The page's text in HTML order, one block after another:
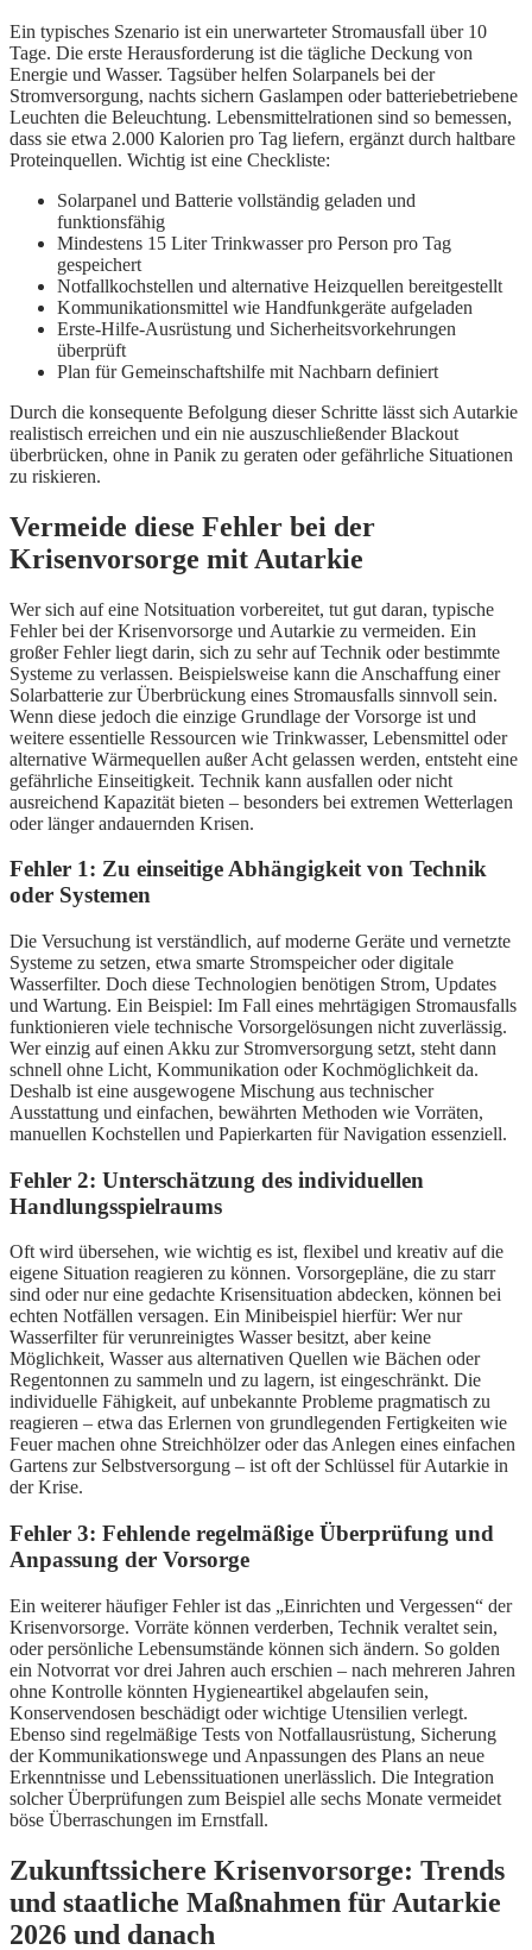
Ein typisches Szenario ist ein unerwarteter Stromausfall über 10
Tage. Die erste Herausforderung ist die tägliche Deckung von
Energie und Wasser. Tagsüber helfen Solarpanels bei der
Stromversorgung, nachts sichern Gaslampen oder batteriebetriebene
Leuchten die Beleuchtung. Lebensmittelrationen sind so bemessen,
dass sie etwa 2.000 Kalorien pro Tag liefern, ergänzt durch haltbare
Proteinquellen. Wichtig ist eine Checkliste:
Solarpanel und Batterie vollständig geladen und
funktionsfähig
Mindestens 15 Liter Trinkwasser pro Person pro Tag
gespeichert
Notfallkochstellen und alternative Heizquellen bereitgestellt
Kommunikationsmittel wie Handfunkgeräte aufgeladen
Erste-Hilfe-Ausrüstung und Sicherheitsvorkehrungen
überprüft
Plan für Gemeinschaftshilfe mit Nachbarn definiert
Durch die konsequente Befolgung dieser Schritte lässt sich Autarkie
realistisch erreichen und ein nie auszuschließender Blackout
überbrücken, ohne in Panik zu geraten oder gefährliche Situationen
zu riskieren.
Vermeide diese Fehler bei der
Krisenvorsorge mit Autarkie
Wer sich auf eine Notsituation vorbereitet, tut gut daran, typische
Fehler bei der Krisenvorsorge und Autarkie zu vermeiden. Ein
großer Fehler liegt darin, sich zu sehr auf Technik oder bestimmte
Systeme zu verlassen. Beispielsweise kann die Anschaffung einer
Solarbatterie zur Überbrückung eines Stromausfalls sinnvoll sein.
Wenn diese jedoch die einzige Grundlage der Vorsorge ist und
weitere essentielle Ressourcen wie Trinkwasser, Lebensmittel oder
alternative Wärmequellen außer Acht gelassen werden, entsteht eine
gefährliche Einseitigkeit. Technik kann ausfallen oder nicht
ausreichend Kapazität bieten – besonders bei extremen Wetterlagen
oder länger andauernden Krisen.
Fehler 1: Zu einseitige Abhängigkeit von Technik
oder Systemen
Die Versuchung ist verständlich, auf moderne Geräte und vernetzte
Systeme zu setzen, etwa smarte Stromspeicher oder digitale
Wasserfilter. Doch diese Technologien benötigen Strom, Updates
und Wartung. Ein Beispiel: Im Fall eines mehrtägigen Stromausfalls
funktionieren viele technische Vorsorgelösungen nicht zuverlässig.
Wer einzig auf einen Akku zur Stromversorgung setzt, steht dann
schnell ohne Licht, Kommunikation oder Kochmöglichkeit da.
Deshalb ist eine ausgewogene Mischung aus technischer
Ausstattung und einfachen, bewährten Methoden wie Vorräten,
manuellen Kochstellen und Papierkarten für Navigation essenziell.
Fehler 2: Unterschätzung des individuellen
Handlungsspielraums
Oft wird übersehen, wie wichtig es ist, flexibel und kreativ auf die
eigene Situation reagieren zu können. Vorsorgepläne, die zu starr
sind oder nur eine gedachte Krisensituation abdecken, können bei
echten Notfällen versagen. Ein Minibeispiel hierfür: Wer nur
Wasserfilter für verunreinigtes Wasser besitzt, aber keine
Möglichkeit, Wasser aus alternativen Quellen wie Bächen oder
Regentonnen zu sammeln und zu lagern, ist eingeschränkt. Die
individuelle Fähigkeit, auf unbekannte Probleme pragmatisch zu
reagieren – etwa das Erlernen von grundlegenden Fertigkeiten wie
Feuer machen ohne Streichhölzer oder das Anlegen eines einfachen
Gartens zur Selbstversorgung – ist oft der Schlüssel für Autarkie in
der Krise.
Fehler 3: Fehlende regelmäßige Überprüfung und
Anpassung der Vorsorge
Ein weiterer häufiger Fehler ist das „Einrichten und Vergessen“ der
Krisenvorsorge. Vorräte können verderben, Technik veraltet sein,
oder persönliche Lebensumstände können sich ändern. So golden
ein Notvorrat vor drei Jahren auch erschien – nach mehreren Jahren
ohne Kontrolle könnten Hygieneartikel abgelaufen sein,
Konservendosen beschädigt oder wichtige Utensilien verlegt.
Ebenso sind regelmäßige Tests von Notfallausrüstung, Sicherung
der Kommunikationswege und Anpassungen des Plans an neue
Erkenntnisse und Lebenssituationen unerlässlich. Die Integration
solcher Überprüfungen zum Beispiel alle sechs Monate vermeidet
böse Überraschungen im Ernstfall.
Zukunftssichere Krisenvorsorge: Trends
und staatliche Maßnahmen für Autarkie
2026 und danach